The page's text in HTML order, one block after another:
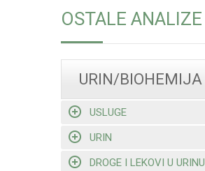
OSTALE ANALIZE
URIN/BIOHEMIJA
USLUGE
URIN
DROGE I LEKOVI U URINU